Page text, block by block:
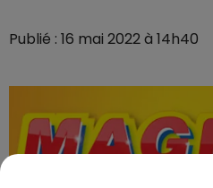
Publié : 16 mai 2022 à 14h40